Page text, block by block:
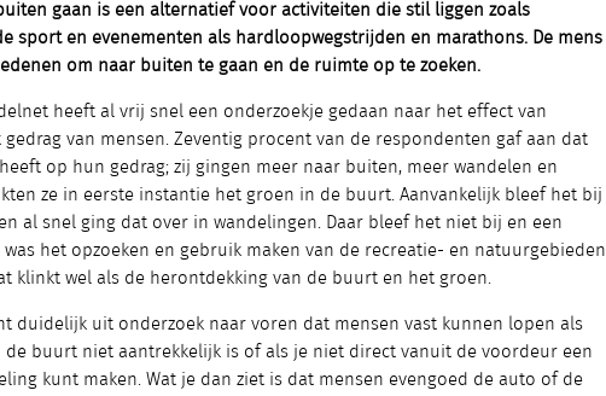
gaan is een alternatief voor activiteiten die stil liggen zoals
sport en evenementen als hardloopwegstrijden en marathons. De mens
om naar buiten te gaan en de ruimte op te zoeken.
heeft al vrij snel een onderzoekje gedaan naar het effect van
van mensen. Zeventig procent van de respondenten gaf aan dat
op hun gedrag; zij gingen meer naar buiten, meer wandelen en
ze in eerste instantie het groen in de buurt. Aanvankelijk bleef het bij
al snel ging dat over in wandelingen. Daar bleef het niet bij en een
het opzoeken en gebruik maken van de recreatie- en natuurgebieden
klinkt wel als de herontdekking van de buurt en het groen.
duidelijk uit onderzoek naar voren dat mensen vast kunnen lopen als
de buurt niet aantrekkelijk is of als je niet direct vanuit de voordeur een
kunt maken. Wat je dan ziet is dat mensen evengoed de auto of de